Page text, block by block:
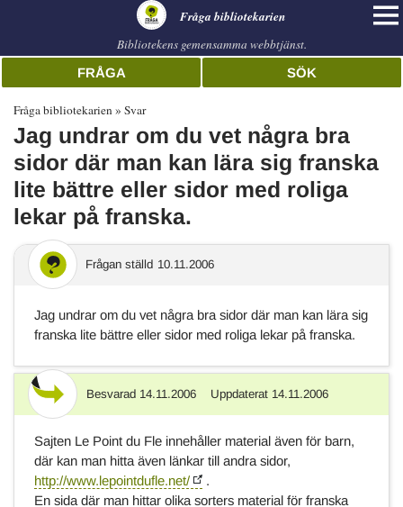
Fråga bibliotekarien
Bibliotekens gemensamma webbtjänst.
FRÅGA SÖK
Fråga bibliotekarien Svar
Jag undrar om du vet några bra
sidor där man kan lära sig franska
lite bättre eller sidor med roliga
lekar på franska.
Frågan ställd 10.11.2006
Jag undrar om du vet några bra sidor där man kan lära sig
franska lite bättre eller sidor med roliga lekar på franska.
Svar Besvarad 14.11.2006 Uppdaterat 14.11.2006
Sajten Le Point du Fle innehåller material även för barn,
där kan man hitta även länkar till andra sidor,
http://www.lepointdufle.net/
.
En sida där man hittar olika sorters material för franska